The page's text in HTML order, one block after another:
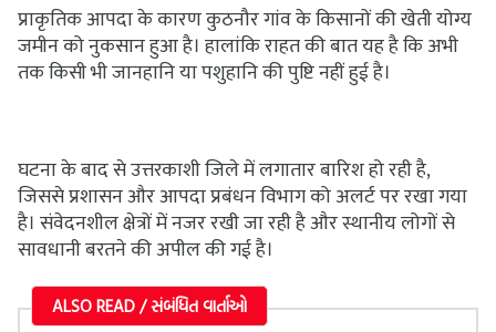
प्राकृतिक आपदा के कारण कुठनौर गांव के किसानों की खेती योग्य
जमीन को नुकसान हुआ है। हालांकि राहत की बात यह है कि अभी
तक किसी भी जानहानि या पशुहानि की पुष्टि नहीं हुई है।
घटना के बाद से उत्तरकाशी जिले में लगातार बारिश हो रही है,
जिससे प्रशासन और आपदा प्रबंधन विभाग को अलर्ट पर रखा गया
है। संवेदनशील क्षेत्रों में नजर रखी जा रही है और स्थानीय लोगों से
सावधानी बरतने की अपील की गई है।
ALSO READ / સંબંધિત વાર્તાઓ